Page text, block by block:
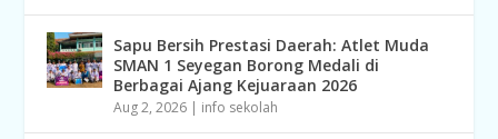
Sapu Bersih Prestasi Daerah: Atlet Muda
SMAN 1 Seyegan Borong Medali di
Berbagai Ajang Kejuaraan 2026
Aug 2, 2026 | info sekolah